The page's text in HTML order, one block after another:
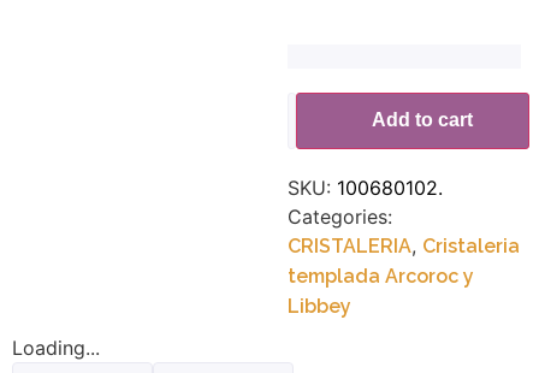
Add to cart
Alternative:
SKU: 100680102.
Categories:
CRISTALERIA, Cristaleria
templada Arcoroc y
Libbey
Loading...